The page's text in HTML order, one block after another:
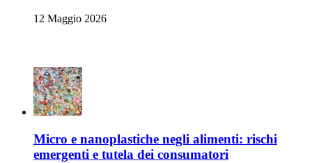
12 Maggio 2026
Micro e nanoplastiche negli alimenti: rischi
emergenti e tutela dei consumatori